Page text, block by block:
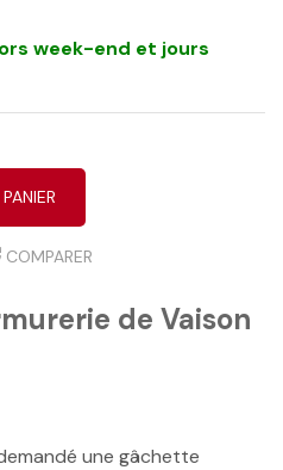
week-end et jours
COMPARER
de Vaison
une gâchette